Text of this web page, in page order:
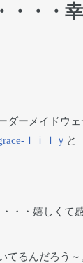
・・・
ダーメイドウ
ｌｉｌｙ と
・・嬉しくて
てるんだろう～